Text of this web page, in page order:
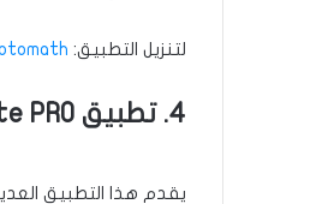
لتنزيل التطبيق:
4. تطبيق iTranslate PRO
يقدم هذا التطبيق